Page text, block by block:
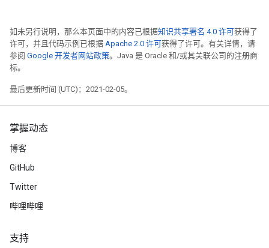
如未另行说明，那么本页面中的内容已根据知识共享署名 4.0 许可获得了
许可，并且代码示例已根据 Apache 2.0 许可获得了许可。有关详情，请
参阅 Google 开发者网站政策。Java 是 Oracle 和/或其关联公司的注册商
标。
最后更新时间 (UTC)：2021-02-05。
掌握动态
博客
GitHub
Twitter
哔哩哔哩
支持